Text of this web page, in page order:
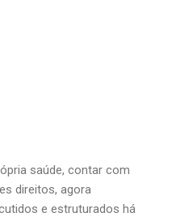
saúde, contar com
direitos, agora
e estruturados há